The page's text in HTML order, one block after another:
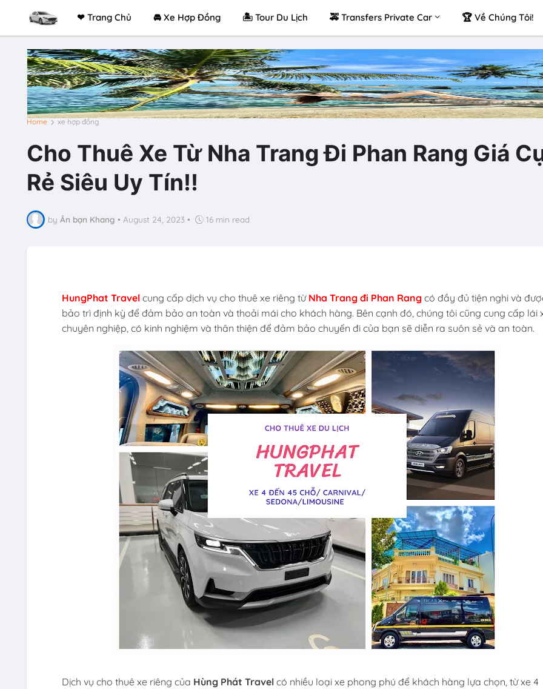
❤ Trang Chủ 🚘 Xe Hợp Đồng 🏝 Tour Du Lịch 🚕 Transfers Private Car 🏆 Về Chúng Tôi!
Home xe hợp đồng
Cho Thuê Xe Từ Nha Trang Đi Phan Rang Giá
Rẻ Siêu Uy Tín!!
by Ân bạn Khang • August 24, 2023 • 16 min read
HungPhat Travelcung cấp dịch vụ cho thuê xe riêng từ Nha Trang đi Phan Rang có đầy đủ tiện nghi và
bảo trì định kỳ để đảm bảo an toàn và thoải mái cho khách hàng. Bên cạnh đó, chúng tôi cũng cung cấp lái
chuyên nghiệp, có kinh nghiệm và thân thiện để đảm bảo chuyến đi của bạn sẽ diễn ra suôn sẻ và an toàn.
Dịch vụ cho thuê xe riêng của Hùng Phát Travelcó nhiều loại xe phong phú để khách hàng lựa chọn, từ xe 4